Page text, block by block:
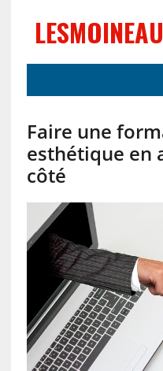
Faire une
esthétique en
côté